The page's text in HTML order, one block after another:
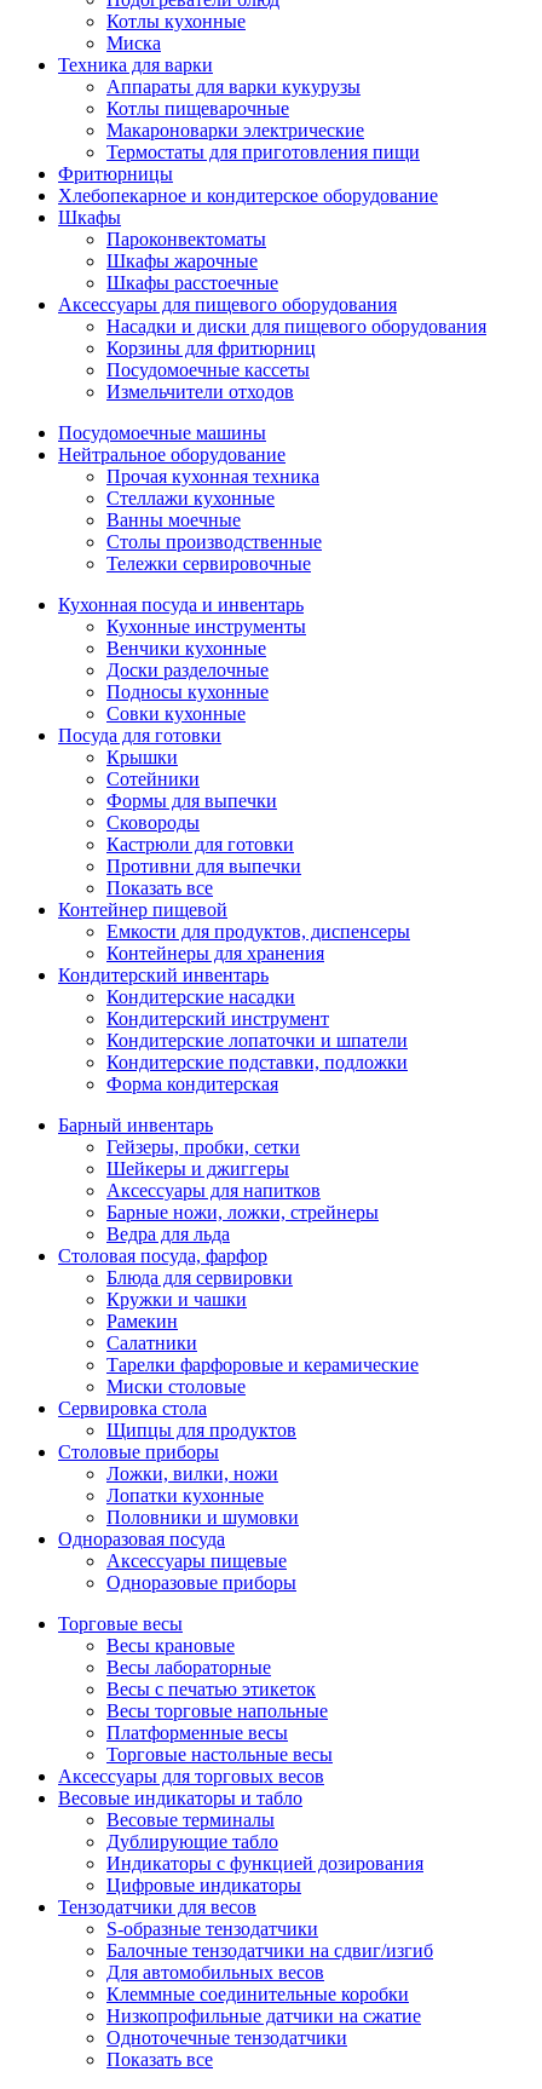
Котлы кухонные
Миска
Техника для варки
Аппараты для варки кукурузы
Котлы пищеварочные
Макароноварки электрические
Термостаты для приготовления пищи
Фритюрницы
Хлебопекарное и кондитерское оборудование
Шкафы
Пароконвектоматы
Шкафы жарочные
Шкафы расстоечные
Аксессуары для пищевого оборудования
Насадки и диски для пищевого оборудования
Корзины для фритюрниц
Посудомоечные кассеты
Измельчители отходов
Посудомоечные машины
Нейтральное оборудование
Прочая кухонная техника
Стеллажи кухонные
Ванны моечные
Столы производственные
Тележки сервировочные
Кухонная посуда и инвентарь
Кухонные инструменты
Венчики кухонные
Доски разделочные
Подносы кухонные
Совки кухонные
Посуда для готовки
Крышки
Сотейники
Формы для выпечки
Сковороды
Кастрюли для готовки
Противни для выпечки
Показать все
Контейнер пищевой
Емкости для продуктов, диспенсеры
Контейнеры для хранения
Кондитерский инвентарь
Кондитерские насадки
Кондитерский инструмент
Кондитерские лопаточки и шпатели
Кондитерские подставки, подложки
Форма кондитерская
Барный инвентарь
Гейзеры, пробки, сетки
Шейкеры и джиггеры
Аксессуары для напитков
Барные ножи, ложки, стрейнеры
Ведра для льда
Столовая посуда, фарфор
Блюда для сервировки
Кружки и чашки
Рамекин
Салатники
Тарелки фарфоровые и керамические
Миски столовые
Сервировка стола
Щипцы для продуктов
Столовые приборы
Ложки, вилки, ножи
Лопатки кухонные
Половники и шумовки
Одноразовая посуда
Аксессуары пищевые
Одноразовые приборы
Торговые весы
Весы крановые
Весы лабораторные
Весы с печатью этикеток
Весы торговые напольные
Платформенные весы
Торговые настольные весы
Аксессуары для торговых весов
Весовые индикаторы и табло
Весовые терминалы
Дублирующие табло
Индикаторы с функцией дозирования
Цифровые индикаторы
Тензодатчики для весов
S-образные тензодатчики
Балочные тензодатчики на сдвиг/изгиб
Для автомобильных весов
Клеммные соединительные коробки
Низкопрофильные датчики на сжатие
Одноточечные тензодатчики
Показать все